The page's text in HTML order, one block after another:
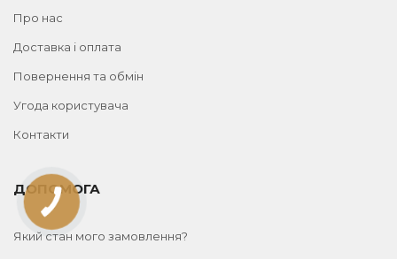
Про нас
Доставка і оплата
Повернення та обмін
Угода користувача
Контакти
ДОПОМОГА
Який стан мого замовлення?